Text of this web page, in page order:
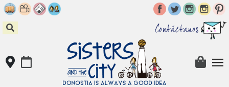
Skip
to
content
Contáctanos